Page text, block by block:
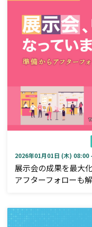
2026年01月01日 (木)
展示会の成果を最大
アフターフォローも